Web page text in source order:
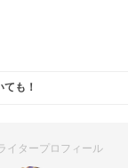
も！
イタープロフィール